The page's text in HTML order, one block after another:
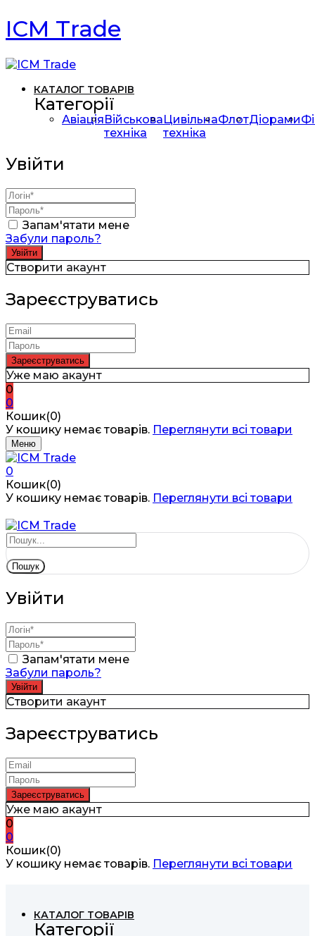
ICM Trade
КАТАЛОГ ТОВАРІВ
Категорії
АвіаціяВійськова
техніка
Цивільна
техніка
ФлотДіорами
Увійти
Запам'ятати мене
Забули пароль?
Створити акаунт
Зареєструватись
Уже маю акаунт
0
0
Кошик(0)
У кошику немає товарів. Переглянути всі товари
Меню
0
Кошик(0)
У кошику немає товарів. Переглянути всі товари
Пошук
Увійти
Запам'ятати мене
Забули пароль?
Створити акаунт
Зареєструватись
Уже маю акаунт
0
0
Кошик(0)
У кошику немає товарів. Переглянути всі товари
КАТАЛОГ ТОВАРІВ
Категорії